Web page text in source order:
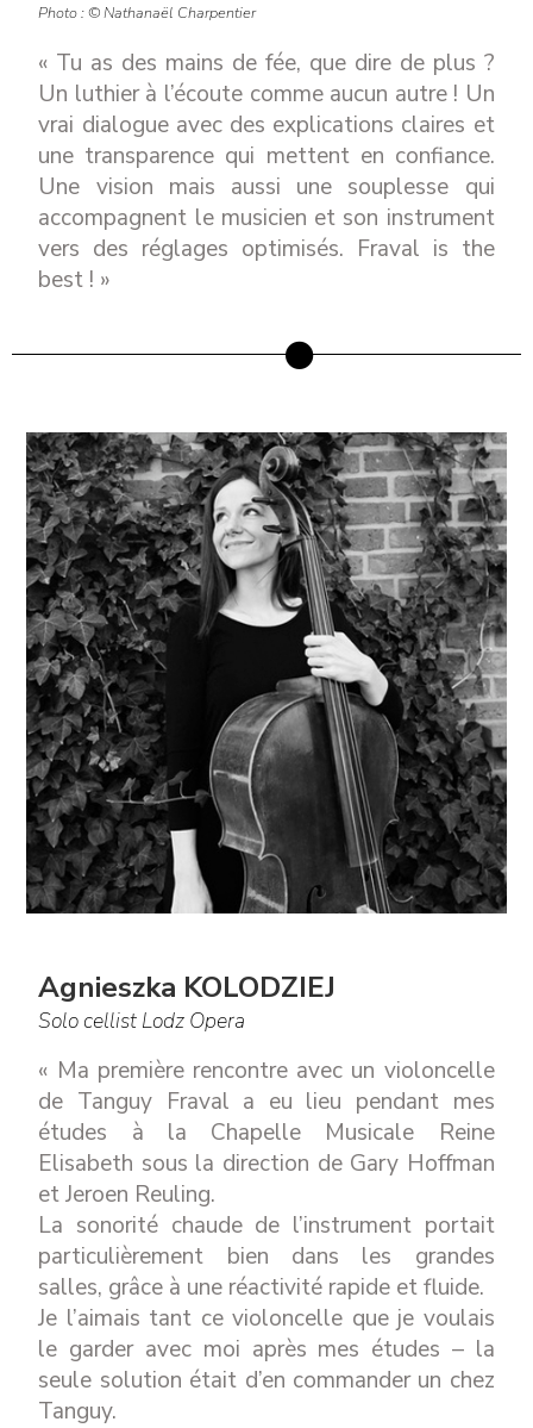
Photo : © Nathanaël Charpentier
« Tu as des mains de fée, que dire de plus ?
Un luthier à l’écoute comme aucun autre ! Un
vrai dialogue avec des explications claires et
une transparence qui mettent en confiance.
Une vision mais aussi une souplesse qui
accompagnent le musicien et son instrument
vers des réglages optimisés. Fraval is the
best ! »
Agnieszka KOLODZIEJ
Solo cellist Lodz Opera
« Ma première rencontre avec un violoncelle
de Tanguy Fraval a eu lieu pendant mes
études à la Chapelle Musicale Reine
Elisabeth sous la direction de Gary Hoffman
et Jeroen Reuling.
La sonorité chaude de l’instrument portait
particulièrement bien dans les grandes
salles, grâce à une réactivité rapide et fluide.
Je l’aimais tant ce violoncelle que je voulais
le garder avec moi après mes études – la
seule solution était d’en commander un chez
Tanguy.